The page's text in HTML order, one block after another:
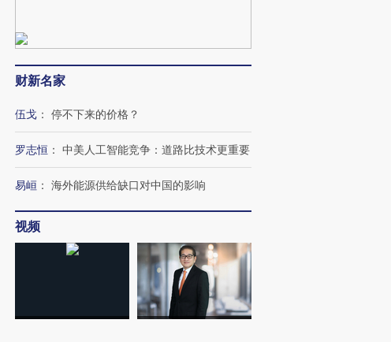
行员跨国走私7万
头丸 尿检体内含3种
度Z世代 用街头抗争将教
育部长拱下台
机”？难民潮撕裂西班牙
飞地休达
财新名家
伍戈 ： 停不下来的价格？
罗志恒 ： 中美人工智能竞争：道路比技术更重要
易峘 ： 海外能源供给缺口对中国的影响
视频